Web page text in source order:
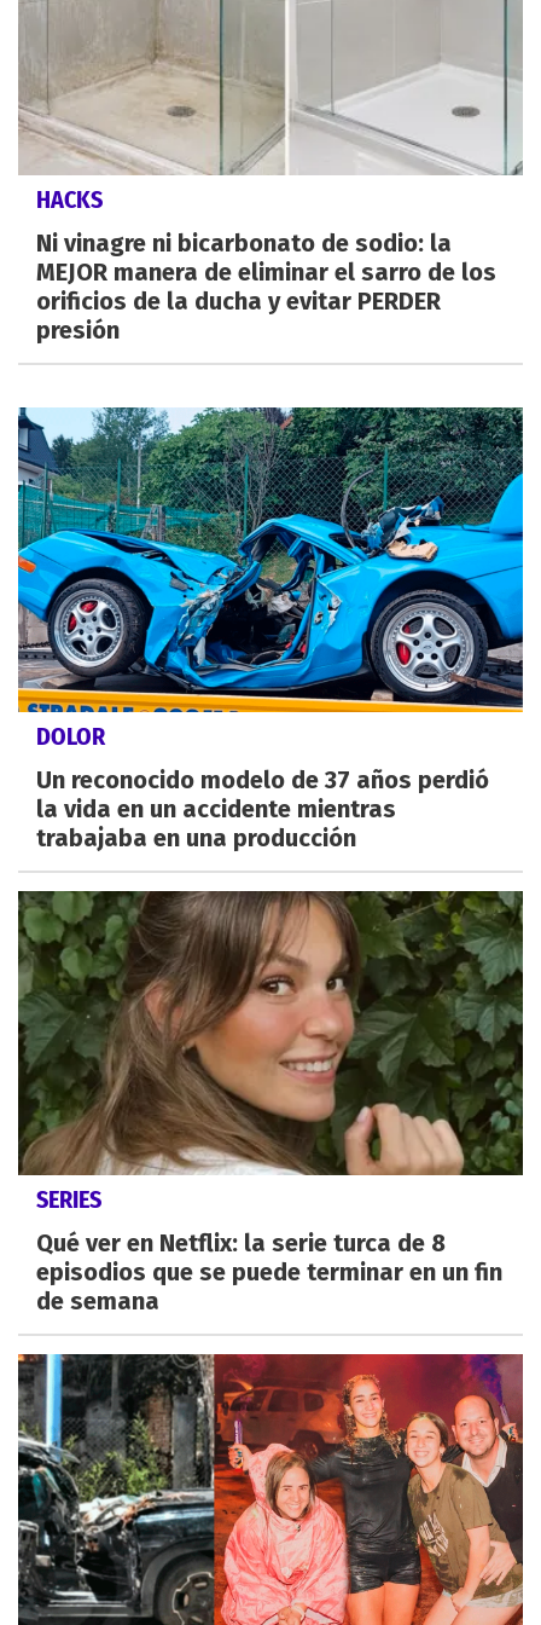
HACKS
Ni vinagre ni bicarbonato de sodio: la
MEJOR manera de eliminar el sarro de los
orificios de la ducha y evitar PERDER
presión
DOLOR
Un reconocido modelo de 37 años perdió
la vida en un accidente mientras
trabajaba en una producción
SERIES
Qué ver en Netflix: la serie turca de 8
episodios que se puede terminar en un fin
de semana